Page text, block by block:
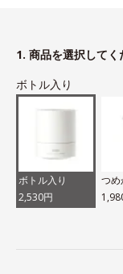
1. 商品を選択してく
ボトル入り
ボトル入り
2,530円
つめ